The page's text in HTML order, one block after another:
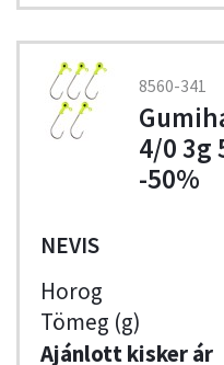
8560-341
4/0 3g
-50%
NEVIS